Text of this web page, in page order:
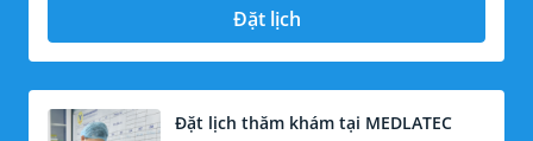
Đặt lịch
Đặt lịch thăm khám tại MEDLATEC